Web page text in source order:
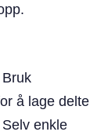
Bruk
å lage delte
enkle